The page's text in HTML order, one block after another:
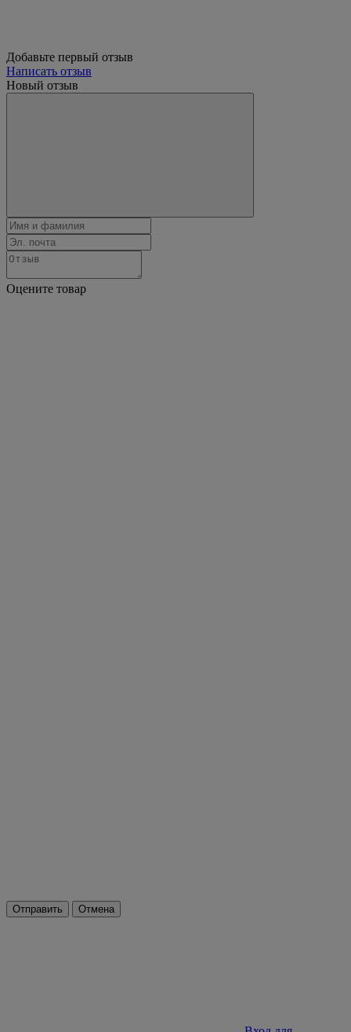
Добавьте первый отзыв
Написать отзыв
Новый отзыв
Оцените товар
Отправить Отмена